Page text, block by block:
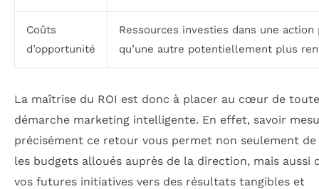
Coûts
d’opportunité
Ressources investies dans une
qu’une autre potentiellement plus
La maîtrise du ROI est donc à placer au cœur de toute
démarche marketing intelligente. En effet, savoir
précisément ce retour vous permet non seulement
les budgets alloués auprès de la direction, mais aussi
vos futures initiatives vers des résultats tangibles et